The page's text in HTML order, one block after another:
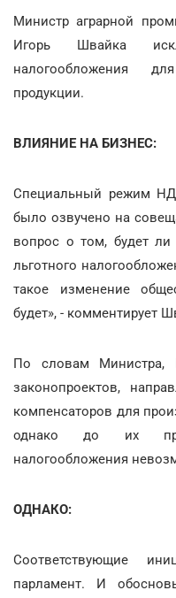
Министр аграрной
Игорь Швайка
налогообложения
продукции.
ВЛИЯНИЕ НА БИЗНЕС:
Специальный режим
было озвучено на
вопрос о том, будет
льготного
такое изменение
будет», - комментирует
По словам Министра,
законопроектов,
компенсаторов для
однако до их
налогообложения
ОДНАКО:
Соответствующие
парламент. И